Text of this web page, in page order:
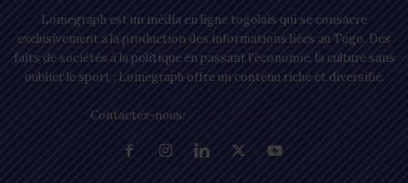
Lomegraph est un média en ligne togolais qui se consacre
exclusivement à la production des informations liées au Togo. Des
faits de sociétés à la politique en passant l’économie, la culture sans
oublier le sport ; Lomegraph offre un contenu riche et diversifié.
Contactez-nous: